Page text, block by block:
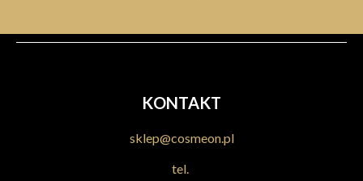
KONTAKT
sklep@cosmeon.pl
tel.